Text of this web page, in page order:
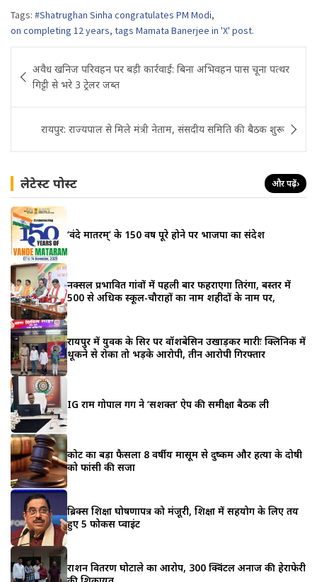
Tags: #Shatrughan Sinha congratulates PM Modi,
on completing 12 years, tags Mamata Banerjee in 'X' post.
navigation
अवैध खनिज परिवहन पर बड़ी कार्रवाई: बिना अभिवहन पास चूना पत्थर
गिट्टी से भरे 3 ट्रेलर जब्त
रायपुर: राज्यपाल से मिले मंत्री नेताम, संसदीय समिति की बैठक शुरू
लेटेस्ट पोस्ट और पढ़ें›
‘वंदे मातरम्’ के 150 वर्ष पूरे होने पर भाजपा का संदेश
नक्सल प्रभावित गांवों में पहली बार फहराएगा तिरंगा, बस्तर में
500 से अधिक स्कूल-चौराहों का नाम शहीदों के नाम पर,
रायपुर में युवक के सिर पर वॉशबेसिन उखाड़कर मारीः क्लिनिक में
थूकने से रोका तो भड़के आरोपी, तीन आरोपी गिरफ्तार
IG राम गोपाल गर्ग ने ‘सशक्त’ ऐप की समीक्षा बैठक ली
कोर्ट का बड़ा फैसला 8 वर्षीय मासूम से दुष्कर्म और हत्या के दोषी
को फांसी की सजा
ब्रिक्स शिक्षा घोषणापत्र को मंजूरी, शिक्षा में सहयोग के लिए तय
हुए 5 फोकस प्वाइंट
राशन वितरण घोटाले का आरोप, 300 क्विंटल अनाज की हेराफेरी